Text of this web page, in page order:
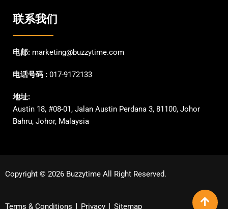
联系我们
电邮: marketing@buzzytime.com
电话号码 : 017-9172133
地址:
Austin 18, #08-01, Jalan Austin Perdana 3, 81100, Johor
Bahru, Johor, Malaysia
Copyright © 2026 Buzzytime All Right Reserved.
Terms & Conditions Privacy Sitemap